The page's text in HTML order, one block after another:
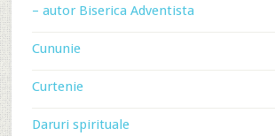
– autor Biserica Adventista
Cununie
Curtenie
Daruri spirituale